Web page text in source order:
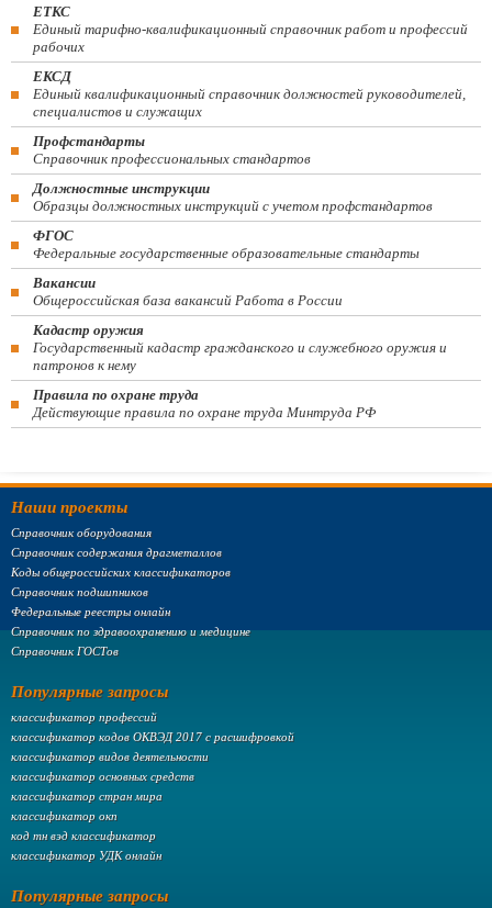
ЕТКС
Единый тарифно-квалификационный справочник работ и профессий
рабочих
ЕКСД
Единый квалификационный справочник должностей руководителей,
специалистов и служащих
Профстандарты
Справочник профессиональных стандартов
Должностные инструкции
Образцы должностных инструкций с учетом профстандартов
ФГОС
Федеральные государственные образовательные стандарты
Вакансии
Общероссийская база вакансий Работа в России
Кадастр оружия
Государственный кадастр гражданского и служебного оружия и
патронов к нему
Правила по охране труда
Действующие правила по охране труда Минтруда РФ
Наши проекты
Справочник оборудования
Справочник содержания драгметаллов
Коды общероссийских классификаторов
Справочник подшипников
Федеральные реестры онлайн
Справочник по здравоохранению и медицине
Справочник ГОСТов
Популярные запросы
классификатор профессий
классификатор кодов ОКВЭД 2017 с расшифровкой
классификатор видов деятельности
классификатор основных средств
классификатор стран мира
классификатор окп
код тн вэд классификатор
классификатор УДК онлайн
Популярные запросы